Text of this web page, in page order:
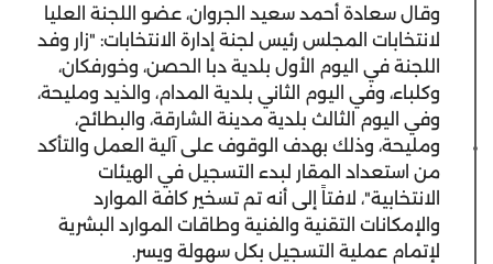
وقال سعادة أحمد سعيد الجروان، عضو اللجنة العليا
لانتخابات المجلس رئيس لجنة إدارة الانتخابات: "زار وفد
اللجنة في اليوم الأول بلدية دبا الحصن، وخورفكان،
وكلباء، وفي اليوم الثاني بلدية المدام، والذيد ومليحة،
وفي اليوم الثالث بلدية مدينة الشارقة، والبطائح،
ومليحة، وذلك بهدف الوقوف على آلية العمل والتأكد
من استعداد المقار لبدء التسجيل في الهيئات
الانتخابية"، لافتاً إلى أنه تم تسخير كافة الموارد
والإمكانات التقنية والفنية وطاقات الموارد البشرية
لإتمام عملية التسجيل بكل سهولة ويسر.